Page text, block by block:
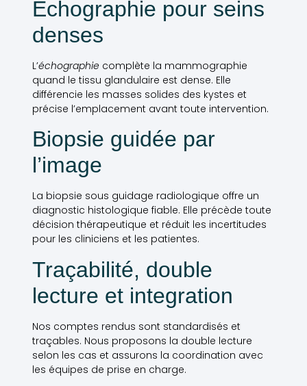
Échographie pour seins
denses
L’échographiecomplète la mammographie
quand le tissu glandulaire est dense. Elle
différencie les masses solides des kystes et
précise l’emplacement avant toute intervention.
Biopsie guidée par
l’image
La biopsie sous guidage radiologique offre un
diagnostic histologique fiable. Elle précède toute
décision thérapeutique et réduit les incertitudes
pour les cliniciens et les patientes.
Traçabilité, double
lecture et integration
Nos comptes rendus sont standardisés et
traçables. Nous proposons la double lecture
selon les cas et assurons la coordination avec
les équipes de prise en charge.